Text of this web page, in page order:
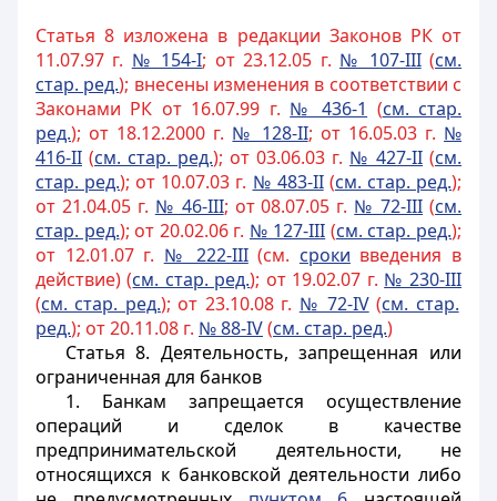
Статья 8 изложена в редакции Законов РК от
11.07.97 г. № 154-I; от 23.12.05 г. № 107-III(см.
стар. ред.); внесены изменения в соответствии с
Законами РК от 16.07.99 г. № 436-1 (см. стар.
ред.); от 18.12.2000 г. № 128-II; от 16.05.03 г. №
416-II (см. стар. ред.); от 03.06.03 г. № 427-II (см.
стар. ред.); от 10.07.03 г. № 483-II(см. стар. ред.);
от 21.04.05 г. № 46-III; от 08.07.05 г. № 72-III (см.
стар. ред.); от 20.02.06 г. № 127-III (см. стар. ред.);
от 12.01.07 г. № 222-III(см. сроки введения в
действие) (см. стар. ред.); от 19.02.07 г. № 230-III
(см. стар. ред.); от 23.10.08 г. № 72-IV(см. стар.
ред.); от 20.11.08 г. № 88-IV(см. стар. ред.)
Статья 8. Деятельность, запрещенная или
ограниченная для банков
1. Банкам запрещается осуществление
операций и сделок в качестве
предпринимательской деятельности, не
относящихся к банковской деятельности либо